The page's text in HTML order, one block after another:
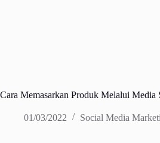
Cara Memasarkan Produk Melalui Media
01/03/2022 Social Media